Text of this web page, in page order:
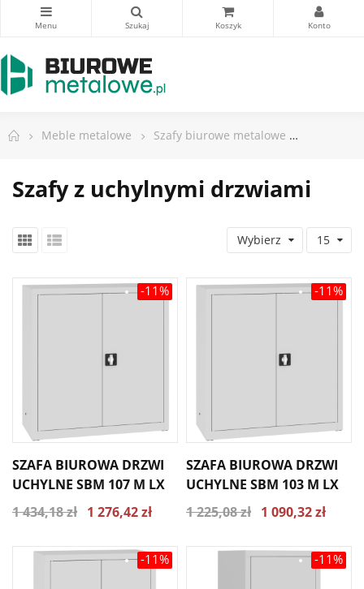
Meble metalowe Szafy biurowe metalowe
Szafy z uchylnymi drzwiami
Wybierz 15
-11%
SZAFA BIUROWA DRZWI
UCHYLNE SBM 107 M LX
1 434,18 zł 1 276,42 zł
-11%
SZAFA BIUROWA DRZWI
UCHYLNE SBM 103 M LX
1 225,08 zł 1 090,32 zł
-11% -11%